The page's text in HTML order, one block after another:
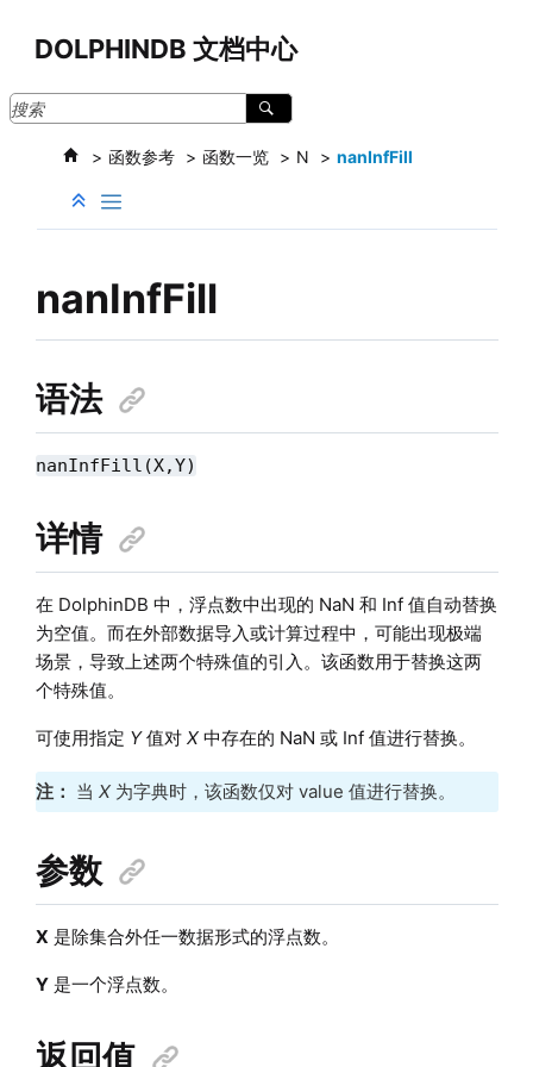
DOLPHINDB 文档中心
函数参考 函数一览 N nanInfFill
nanInfFill
语法
nanInfFill(X,Y)
详情
在 DolphinDB 中，浮点数中出现的 NaN 和 Inf 值自动替换
为空值。而在外部数据导入或计算过程中，可能出现极端
场景，导致上述两个特殊值的引入。该函数用于替换这两
个特殊值。
可使用指定 Y值对 X中存在的 NaN 或 Inf 值进行替换。
注： 当 X为字典时，该函数仅对 value 值进行替换。
参数
X 是除集合外任一数据形式的浮点数。
Y是一个浮点数。
返回值